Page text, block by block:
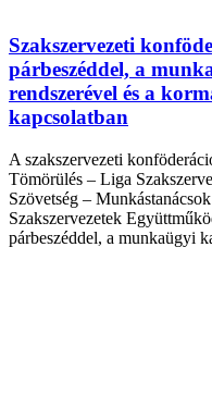
Szakszervezeti
párbeszéddel, a
rendszerével és a
kapcsolatban
A szakszervezeti
Tömörülés – Liga
Szövetség –
Szakszervezetek
párbeszéddel, a munkaügyi